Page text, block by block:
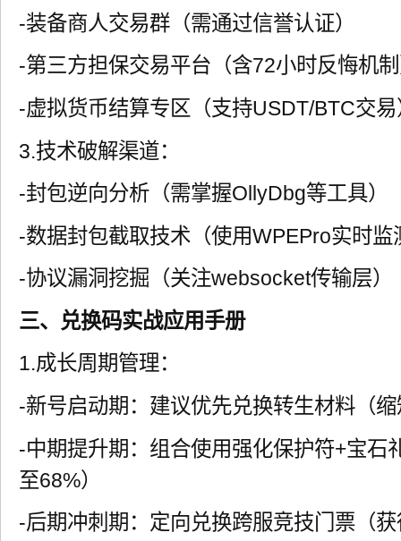
-装备商人交易群（需通过信誉认证）
-第三方担保交易平台（含72小时反悔机
-虚拟货币结算专区（支持USDT/BTC交易
3.技术破解渠道：
-封包逆向分析（需掌握OllyDbg等工具）
-数据封包截取技术（使用WPEPro实时监
-协议漏洞挖掘（关注websocket传输层）
三、兑换码实战应用手册
1.成长周期管理：
-新号启动期：建议优先兑换转生材料（
-中期提升期：组合使用强化保护符+宝石
至68%）
-后期冲刺期：定向兑换跨服竞技门票（